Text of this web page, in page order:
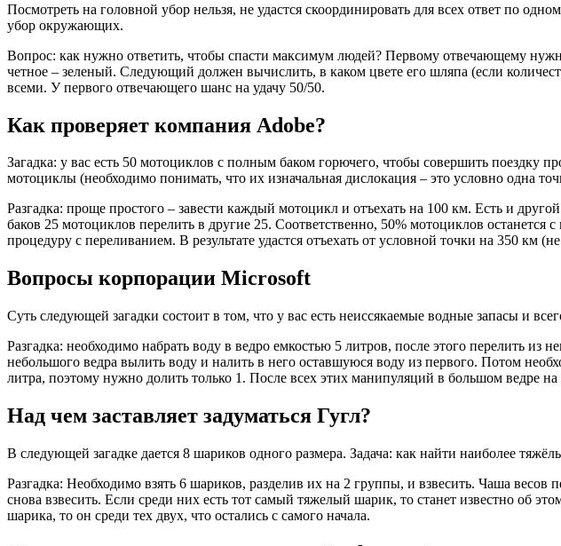
Посмотреть на головной убор нельзя, не удастся скоординировать для всех ответ по
убор окружающих.
Вопрос: как нужно ответить, чтобы спасти максимум людей? Первому отвечающему
четное – зеленый. Следующий должен вычислить, в каком цвете его шляпа (если
всеми. У первого отвечающего шанс на удачу 50/50.
Как проверяет компания Adobe?
Загадка: у вас есть 50 мотоциклов с полным баком горючего, чтобы совершить поездку
мотоциклы (необходимо понимать, что их изначальная дислокация – это условно одна
Разгадка: проще простого – завести каждый мотоцикл и отъехать на 100 км. Есть и
баков 25 мотоциклов перелить в другие 25. Соответственно, 50% мотоциклов
процедуру с переливанием. В результате удастся отъехать от условной точки на 350 км
Вопросы корпорации Microsoft
Суть следующей загадки состоит в том, что у вас есть неиссякаемые водные запасы и
Разгадка: необходимо набрать воду в ведро емкостью 5 литров, после этого перелить из
небольшого ведра вылить воду и налить в него оставшуюся воду из первого. Потом
литра, поэтому нужно долить только 1. После всех этих манипуляций в большом ведре на
Над чем заставляет задуматься Гугл?
В следующей загадке дается 8 шариков одного размера. Задача: как найти наиболее
Разгадка: Необходимо взять 6 шариков, разделив их на 2 группы, и взвесить. Чаша
снова взвесить. Если среди них есть тот самый тяжелый шарик, то станет известно об
шарика, то он среди тех двух, что остались с самого начала.